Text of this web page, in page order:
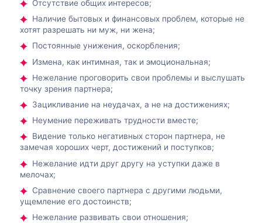
Отсутствие общих интересов;
Наличие бытовых и финансовых проблем, которые не
хотят разрешать ни муж, ни жена;
Постоянные унижения, оскорбления;
Измена, как интимная, так и эмоциональная;
Нежелание проговорить свои проблемы и выслушать
точку зрения партнера;
Зацикливание на неудачах, а не на достижениях;
Неумение переживать трудности вместе;
Видение только негативных сторон партнера, не
замечая хороших черт, достижений и поступков;
Нежелание идти друг другу на уступки даже в
мелочах;
Сравнение своего партнера с другими людьми,
ущемление его достоинств;
Нежелание развивать свои отношения;